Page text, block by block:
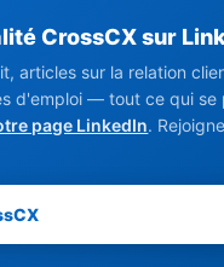
CrossCX sur
articles sur la relation
d'emploi — tout ce qui se
page LinkedIn.